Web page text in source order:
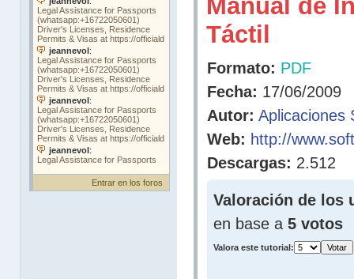
Entrar en los foros
Manual de
Táctil
Formato: PDF
Fecha: 17/06/2009
Autor: Aplicaciones
Web: http://
Descargas: 2.512
Valoración de los
en base a 5 votos
Valora este tutorial: